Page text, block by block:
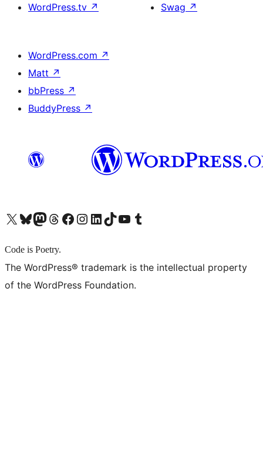
WordPress.tv ↗
Swag ↗
WordPress.com ↗
Matt ↗
bbPress ↗
BuddyPress ↗
X (旧 Twitter) アカウントへBluesky アカウントへMastodon アカウントへThreads アカウントへ Facebook ページへInstagram アカウントへ LinkedIn アカウントへTikTok アカウントへYouTube チャンネルへ Tumblr アカウントへ
Code is Poetry.
The WordPress® trademark is the intellectual property
of the WordPress Foundation.